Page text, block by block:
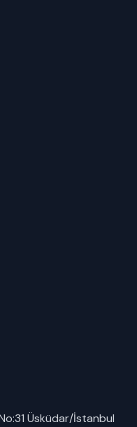
Üsküdar/İstanbul